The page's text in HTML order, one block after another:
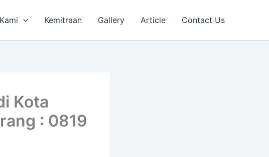
Kemitraan Gallery Article Contact Us
Kota
: 0819